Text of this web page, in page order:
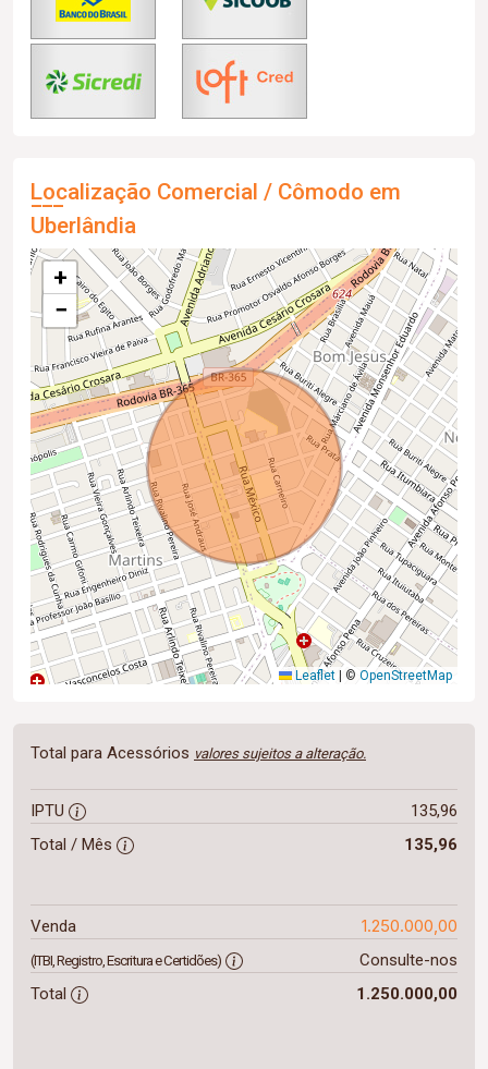
Localização Comercial / Cômodo em
Uberlândia
+
−
Leaflet | © OpenStreetMap
Total para Acessórios valores sujeitos a alteração.
IPTU
135,96
Total / Mês
135,96
Venda 1.250.000,00
(ITBI, Registro, Escritura e Certidões)
Consulte-nos
Total
1.250.000,00